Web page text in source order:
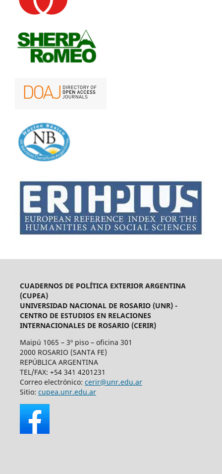
CUADERNOS DE POLÍTICA EXTERIOR ARGENTINA
(CUPEA)
UNIVERSIDAD NACIONAL DE ROSARIO (UNR) -
CENTRO DE ESTUDIOS EN RELACIONES
INTERNACIONALES DE ROSARIO (CERIR)
Maipú 1065 – 3º piso – oficina 301
2000 ROSARIO (SANTA FE)
REPÚBLICA ARGENTINA
TEL/FAX: +54 341 4201231
Correo electrónico: cerir@unr.edu.ar
Sitio: cupea.unr.edu.ar